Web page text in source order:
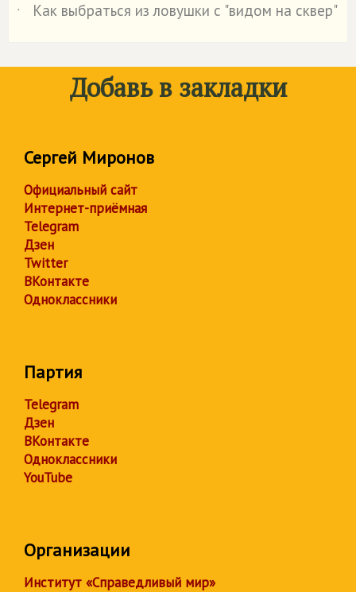
˙
Как выбраться из ловушки с "видом на сквер"
Добавь в закладки
Сергей Миронов
Официальный сайт
Интернет-приёмная
Telegram
Дзен
Twitter
ВКонтакте
Одноклассники
Партия
Telegram
Дзен
ВКонтакте
Одноклассники
YouTube
Организации
Институт «Справедливый мир»